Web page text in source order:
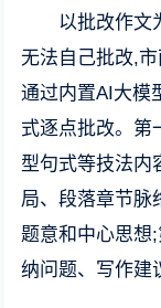
以批改作文
无法自己批改,
通过内置AI大模
式逐点批改。第
型句式等技法内
局、段落章节脉
题意和中心思想
纳问题、写作建